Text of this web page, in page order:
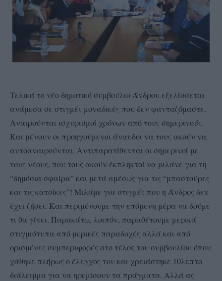
Τελικά το νέο δημοτικό συμβούλιο Άνδρου εξελίσσεται
ανάμεσα σε στιγμές μοναδικές που δεν φανταζόμαστε.
Αναιρούνται ισχυρισμοί χρόνων από τους σημερινούς.
Και μένουν οι προηγούμενοι άναυδοι να τους ακούν να
αυτοαναιρούνται. Αντιπαρατίθενται οι σημερινοί με
τους νέους, που τους ακούν έκπληκτοί να μιλάνε για τη
“δημόσια σφαίρα” και μετά αμέσως για τις “μπαστούρες
και τις κατσίκες”! Μιλάμε για στιγμές που η Άνδρος δεν
έχει ζήσει. Και περιμένουμε την επόμενη μέρα να δούμε
τι θα γίνει. Παρακάτω, λοιπόν, παραθέτουμε μερικά
στιγμιότυπα από μερικές παραδοχές αλλά και από
ορισμένες συμπεριφορές στο τέλος του συμβουλίου όπου
χάθηκε πλήρως ο έλεγχος του και χρειάστηκε 10λεπτο
διάλειμμα για να ηρεμίσουν τα πράγματα. Αλλά ας